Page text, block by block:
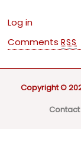
Log in
CommentsRSS
Copyright ©
Contact